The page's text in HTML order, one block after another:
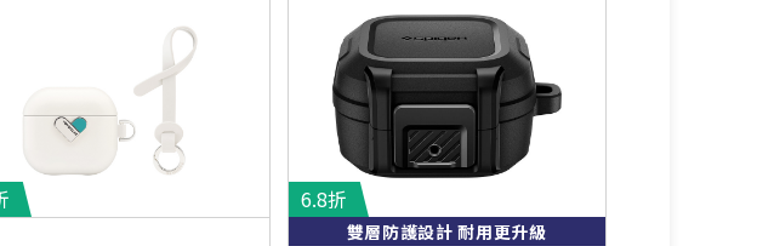
6.8折
雙層防護設計 耐用更升級